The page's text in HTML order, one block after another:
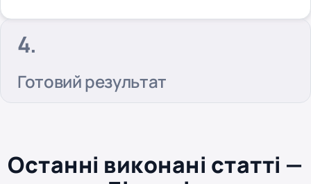
Готовий результат
Останні виконані статті —